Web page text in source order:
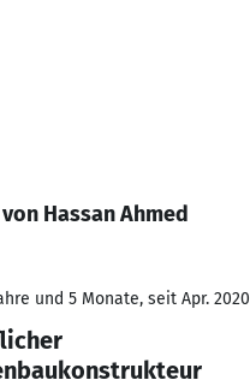
Hassan Ahmed
und 5 Monate, seit Apr. 2020